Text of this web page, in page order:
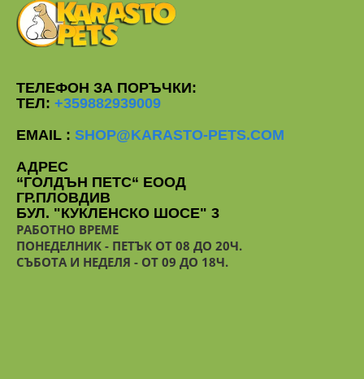
ТЕЛЕФОН ЗА ПОРЪЧКИ:
ТЕЛ: +359882939009
EMAIL : SHOP@KARASTO-PETS.COM
АДРЕС
“ГОЛДЪН ПЕТС“ ЕООД
ГР.ПЛОВДИВ
БУЛ. "КУКЛЕНСКО ШОСЕ" 3
РАБОТНО ВРЕМЕ
ПОНЕДЕЛНИК - ПЕТЪК ОТ 08 ДО 20Ч.
СЪБОТА И НЕДЕЛЯ - ОТ 09 ДО 18Ч.